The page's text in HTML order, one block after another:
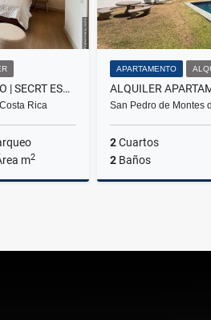
ALQUILER CORPORATIVO | SECRT ESCALANTE
Rica
m2
APARTAMENTO
San Pedro de Montes
2Cuartos
2Baños